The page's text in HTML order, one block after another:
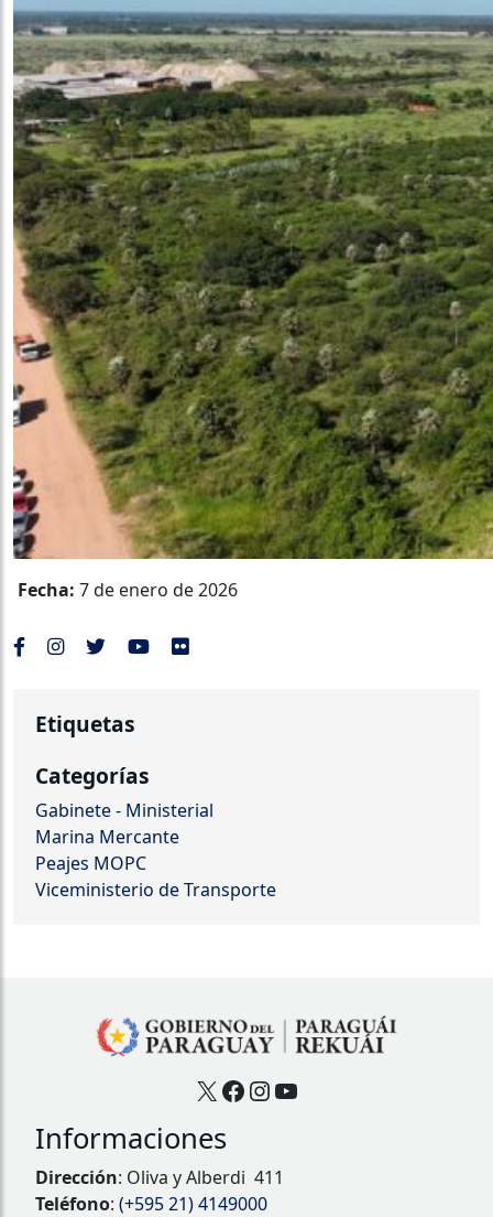
Fecha: 7 de enero de 2026
Etiquetas
Categorías
Gabinete - Ministerial
Marina Mercante
Peajes MOPC
Viceministerio de Transporte
X Facebook
Instagram
YouTube
Informaciones
Dirección: Oliva y Alberdi 411
Teléfono: (+595 21) 4149000